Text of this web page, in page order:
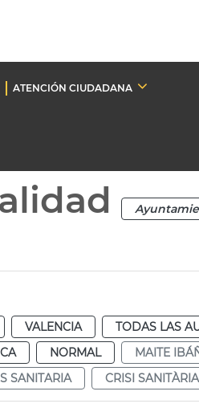
ATENCIÓN CIUDADANA
VALENCIA
TODAS LAS
NORMAL
MAITE
SANITARIA CRISI SANITÀRIA